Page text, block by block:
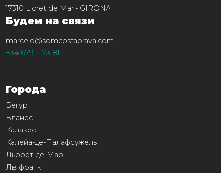
17310 Lloret de Mar - GIRONA
Будем на связи
marcelo@somcostabrava.com
+34 679 11 73 81
Города
Бегур
Бланес
Кадакес
Калейа-де-Палафружель
Льорет-де-Мар
Льяфранк